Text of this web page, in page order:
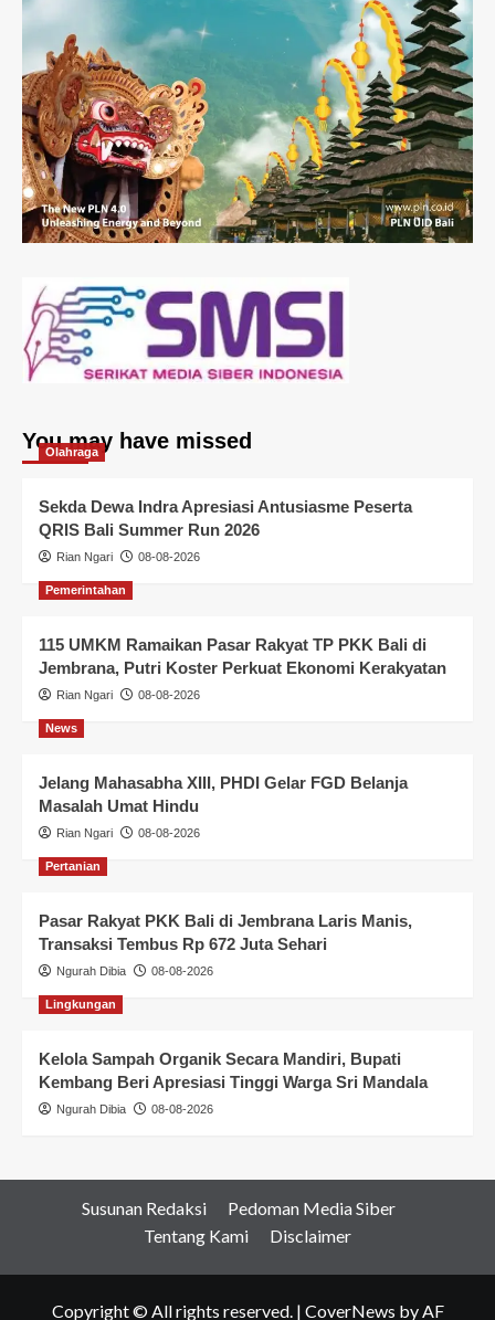
You may have missed
Olahraga
Sekda Dewa Indra Apresiasi Antusiasme Peserta
QRIS Bali Summer Run 2026
Rian Ngari 08-08-2026
Pemerintahan
115 UMKM Ramaikan Pasar Rakyat TP PKK Bali di
Jembrana, Putri Koster Perkuat Ekonomi Kerakyatan
Rian Ngari 08-08-2026
News
Jelang Mahasabha XIII, PHDI Gelar FGD Belanja
Masalah Umat Hindu
Rian Ngari 08-08-2026
Pertanian
Pasar Rakyat PKK Bali di Jembrana Laris Manis,
Transaksi Tembus Rp 672 Juta Sehari
Ngurah Dibia 08-08-2026
Lingkungan
Kelola Sampah Organik Secara Mandiri, Bupati
Kembang Beri Apresiasi Tinggi Warga Sri Mandala
Ngurah Dibia 08-08-2026
Susunan Redaksi
Pedoman Media Siber
Tentang Kami
Disclaimer
Copyright © All rights reserved. | CoverNews by AF